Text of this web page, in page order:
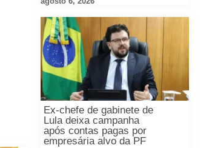
Ex-chefe de gabinete de
Lula deixa campanha
após contas pagas por
empresária alvo da PF